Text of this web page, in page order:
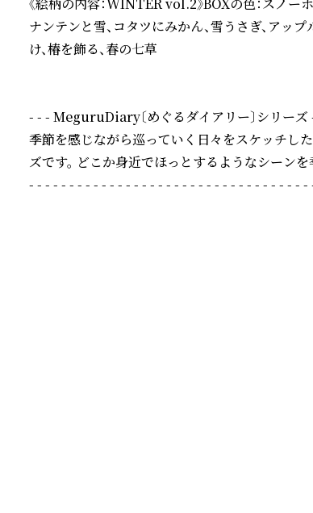
ナンテンと雪、コタツにみかん、雪うさぎ、アッ
け、椿を飾る、春の七草
- - - MeguruDiary〔めぐるダイアリー〕シリーズ
季節を感じながら巡っていく日々をスケッチし
ズです。 どこか身近でほっとするようなシーン
- - - - - - - - - - - - - - - - - - - - - - - - - - - - - - - - - - -